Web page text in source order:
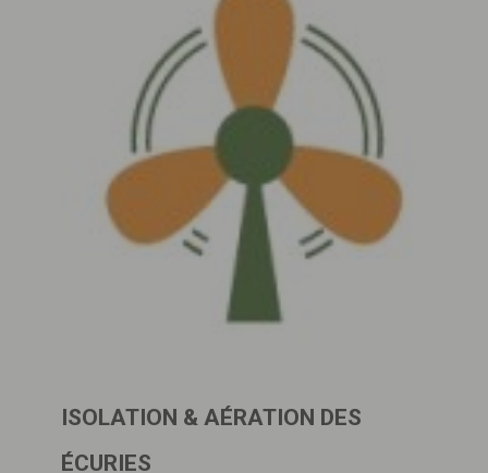
ISOLATION & AÉRATION DES
ÉCURIES